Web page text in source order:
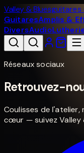
Valley & Bluesguitares
GuitaresAmplis &
DiversAudio
Réseaux sociaux
Retrouvez-
Coulisses de
cœur — suivez Valley